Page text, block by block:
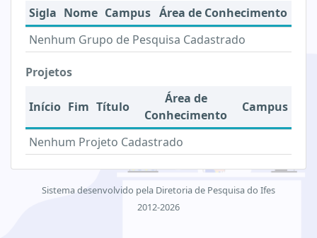
Sigla Nome Campus Área de Conhecimento
Nenhum Grupo de Pesquisa Cadastrado
Projetos
Início Fim Título
Área de
Conhecimento
Campus
Nenhum Projeto Cadastrado
Sistema desenvolvido pela Diretoria de Pesquisa do Ifes
2012-2026